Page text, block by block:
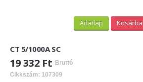
Adatlap Kosárba
CT 5/1000A SC
19 332 Ft Bruttó
Cikkszám: 107309